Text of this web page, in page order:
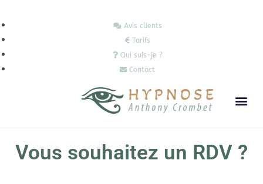
Avis clients
Tarifs
Qui suis-je ?
Contact
Vous souhaitez un RDV ?